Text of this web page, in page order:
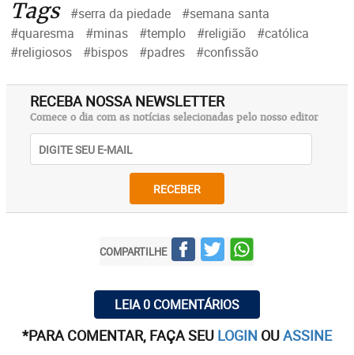
Tags #serra da piedade
#semana santa
#quaresma
#minas #templo #religião
#católica
#religiosos
#bispos #padres #confissão
RECEBA NOSSA NEWSLETTER
Comece o dia com as notícias selecionadas pelo nosso editor
RECEBER
COMPARTILHE
LEIA 0 COMENTÁRIOS
*PARA COMENTAR, FAÇA SEU LOGIN OUASSINE